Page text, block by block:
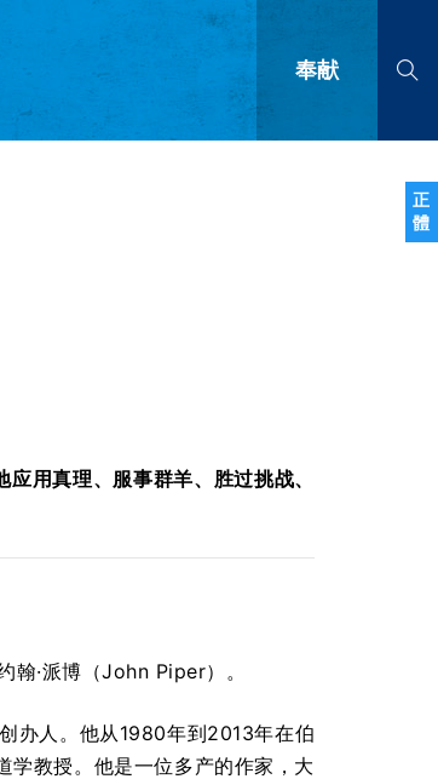
正
體
奉献
用真理、服事群羊、胜过挑战、
·派博（John Piper）。
办人。他从1980年到2013年在伯
教授。他是一位多产的作家，大